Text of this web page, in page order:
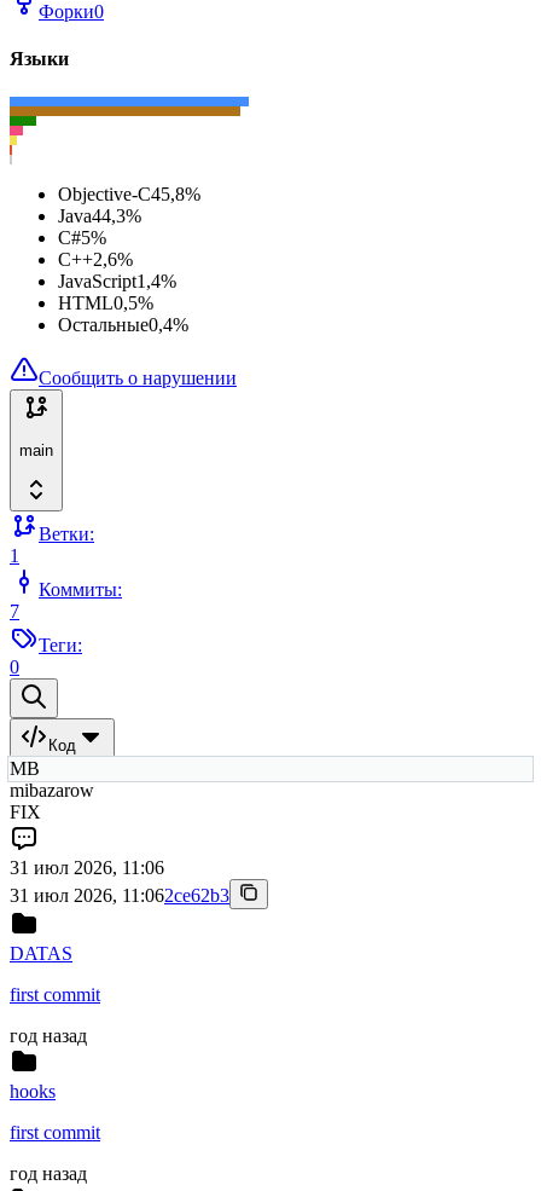
Форки0
Языки
Objective-C45,8%
Java44,3%
C#5%
C++2,6%
JavaScript1,4%
HTML0,5%
Остальные0,4%
Сообщить о нарушении
main
Ветки:
1
Коммиты:
7
Теги:
0
Код
MB
mibazarow
FIX
31 июл 2026, 11:06
31 июл 2026, 11:062ce62b3
DATAS
first commit
год назад
hooks
first commit
год назад